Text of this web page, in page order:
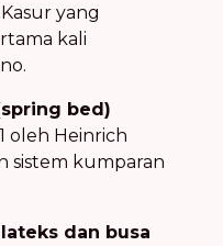
yang
kali
bed)
oleh Heinrich
sistem kumparan
dan busa